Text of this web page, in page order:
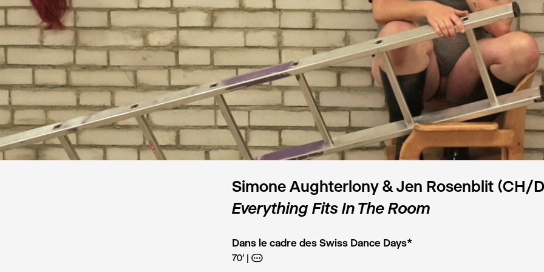
Simone Aughterlony & Jen Rosenblit (CH/
Everything Fits In The Room
Dans le cadre des Swiss Dance Days*
70’ A